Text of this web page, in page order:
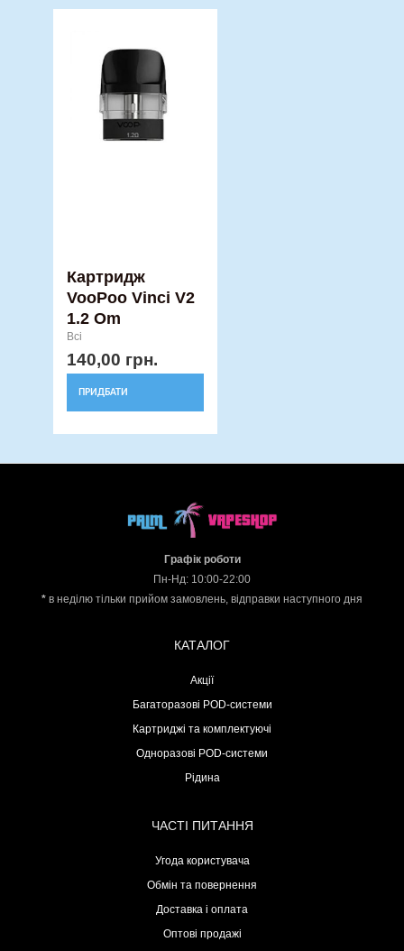
Картридж
VooPoo Vinci V2
1.2 Om
Всі
140,00 грн.
ПРИДБАТИ
Графік роботи
Пн-Нд: 10:00-22:00
* в неділю тільки прийом замовлень, відправки наступного дня
КАТАЛОГ
Акції
Багаторазові POD-системи
Картриджі та комплектуючі
Одноразові POD-системи
Рідина
ЧАСТІ ПИТАННЯ
Угода користувача
Обмін та повернення
Доставка і оплата
Оптові продажі